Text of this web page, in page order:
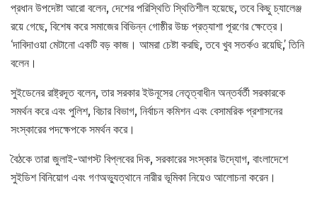
প্রধান উপদেষ্টা আরো বলেন, দেশের পরিস্থিতি স্থিতিশীল হয়েছে, তবে কিছু চ্যালেঞ্জ
রয়ে গেছে, বিশেষ করে সমাজের বিভিন্ন গোষ্ঠীর উচ্চ প্রত্যাশা পূরণের ক্ষেত্রে।
‘দাবিদাওয়া মেটানো একটি বড় কাজ। আমরা চেষ্টা করছি, তবে খুব সতর্কও রয়েছি,’ তিনি
বলেন।
সুইডেনের রাষ্ট্রদূত বলেন, তার সরকার ইউনূসের নেতৃত্বাধীন অন্তর্বর্তী সরকারকে
সমর্থন করে এবং পুলিশ, বিচার বিভাগ, নির্বাচন কমিশন এবং বেসামরিক প্রশাসনের
সংস্কারের পদক্ষেপকে সমর্থন করে।
বৈঠকে তারা জুলাই-আগস্ট বিপ্লবের দিক, সরকারের সংস্কার উদ্যোগ, বাংলাদেশে
সুইডিশ বিনিয়োগ এবং গণঅভ্যুত্থানে নারীর ভূমিকা নিয়েও আলোচনা করেন।